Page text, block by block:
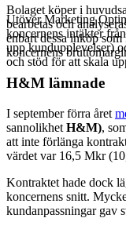
Utöver Marketing
koncernens intäkter
upp kundupplevelser)
och stöd för att skala
Bolaget köper i
bearbetas och
enbart dessa inköp
koncernens
H&M lämnade
I september förra året
sannolikhet H&M),
att inte förlänga
värdet var 16,5 Mkr
Kontraktet hade dock
koncernens snitt.
kundanpassningar gav